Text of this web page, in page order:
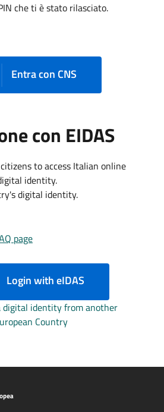
che ti è stato rilasciato.
Entra con CNS
con EIDAS
to access Italian online
identity.
digital identity.
page
Login with eIDAS
identity from another
Country